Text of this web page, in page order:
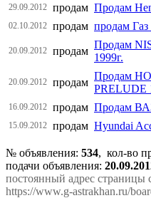
29.09.2012 продам Продам
02.10.2012 продам продам Газ
20.09.2012 продам
Продам
1999г.
20.09.2012 продам
Продам
PRELUDE
16.09.2012 продам Продам
15.09.2012 продам Hyundai
№ объявления: 534, кол-во
подачи объявления:
постоянный адрес страницы
https://www.g-astrakhan.ru/